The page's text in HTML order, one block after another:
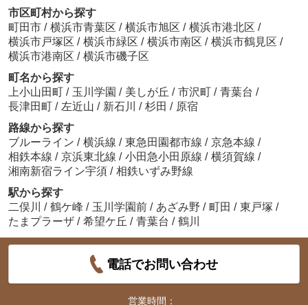
市区町村から探す
町田市 / 横浜市青葉区 / 横浜市旭区 / 横浜市港北区 /
横浜市戸塚区 / 横浜市緑区 / 横浜市南区 / 横浜市鶴見区 /
横浜市港南区 / 横浜市磯子区
町名から探す
上小山田町 / 玉川学園 / 美しが丘 / 市沢町 / 青葉台 /
長津田町 / 左近山 / 新石川 / 杉田 / 原宿
路線から探す
ブルーライン / 横浜線 / 東急田園都市線 / 京急本線 /
相鉄本線 / 京浜東北線 / 小田急小田原線 / 横須賀線 /
湘南新宿ライン宇須 / 相鉄いずみ野線
駅から探す
二俣川
/ 鶴ケ峰 / 玉川学園前 / あざみ野 / 町田 / 東戸塚 /
たまプラーザ / 希望ケ丘 / 青葉台 / 鶴川
電話でお問い合わせ
営業時間：